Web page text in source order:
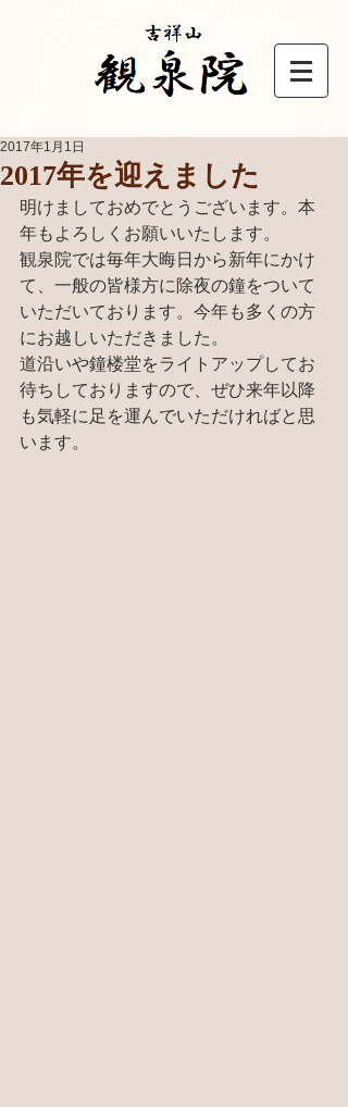
2017年を迎えました
2017年1月1日
明けましておめでとうございます。本
年もよろしくお願いいたします。
観泉院では毎年大晦日から新年にかけ
て、一般の皆様方に除夜の鐘をついて
いただいております。今年も多くの方
にお越しいただきました。
道沿いや鐘楼堂をライトアップしてお
待ちしておりますので、ぜひ来年以降
も気軽に足を運んでいただければと思
います。